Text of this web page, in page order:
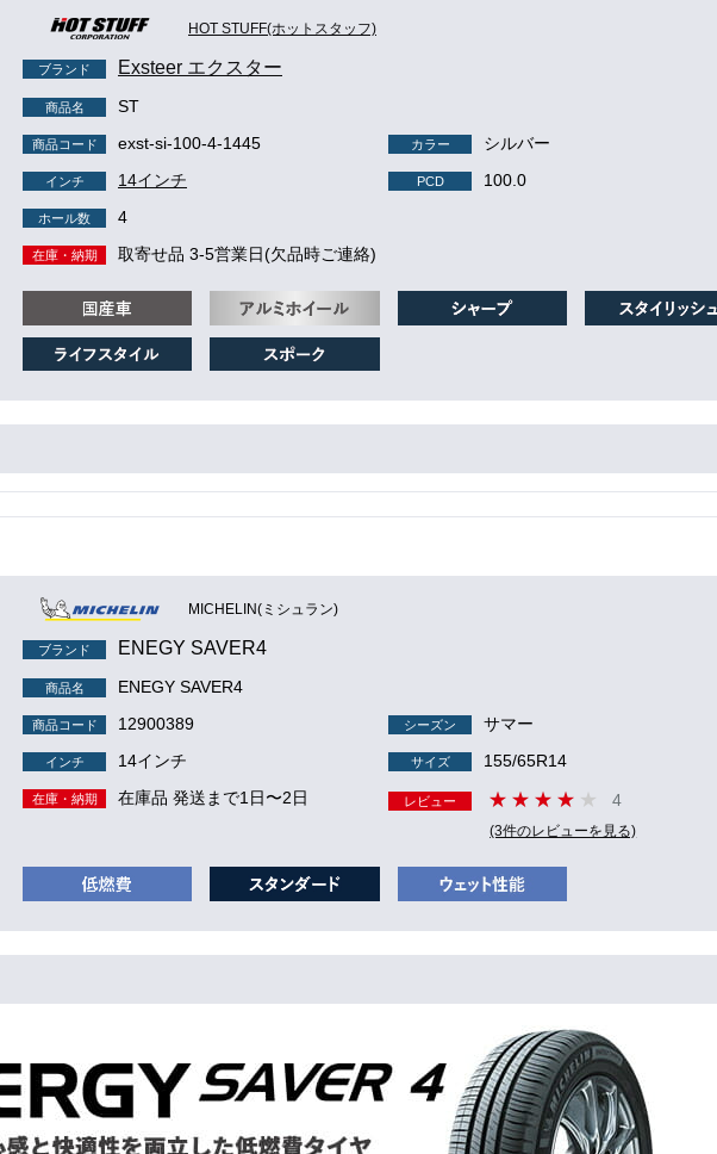
HOT STUFF(ホットスタッフ)
ブランド Exsteer エクスター
商品名 ST
商品コード exst-si-100-4-1445 カラー シルバー
インチ 14インチ PCD 100.0
ホール数 4
在庫・納期 取寄せ品 3-5営業日(欠品時ご連絡)
MICHELIN(ミシュラン)
ブランド ENEGY SAVER4
商品名 ENEGY SAVER4
商品コード 12900389 シーズン サマー
インチ 14インチ サイズ 155/65R14
在庫・納期 在庫品 発送まで1日〜2日 レビュー 4
(3件のレビューを見る)